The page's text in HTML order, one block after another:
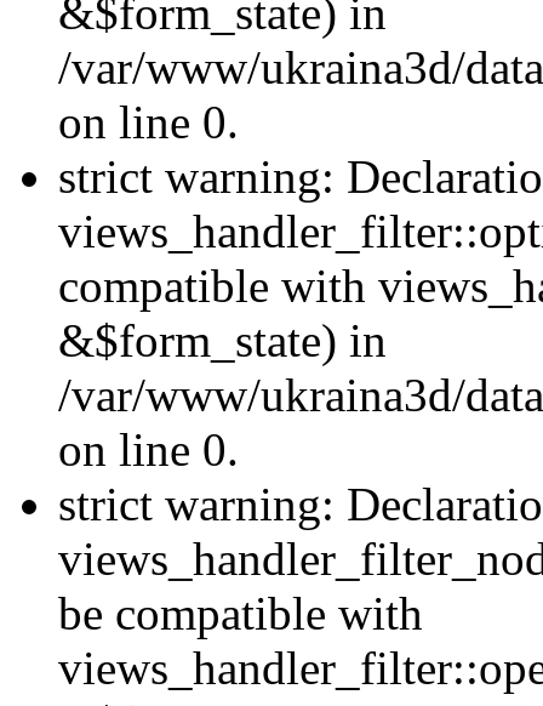
&$form_state) in
/var/www/ukraina3d/
on line 0.
strict warning:
compatible with
&$form_state) in
/var/www/ukraina3d/
on line 0.
strict warning:
be compatible with